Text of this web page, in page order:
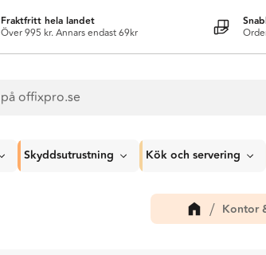
Fraktfritt hela landet
Över 995 kr. Annars endast 69kr
Skyddsutrustning Kök och servering
Kontor